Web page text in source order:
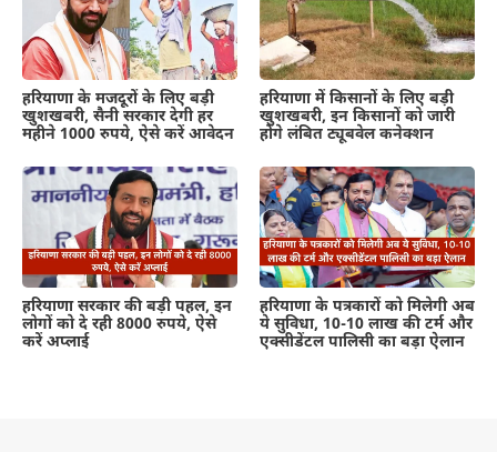
हरियाणा के मजदूरों के लिए बड़ी
खुशखबरी, सैनी सरकार देगी हर
महीने 1000 रुपये, ऐसे करें आवेदन
हरियाणा में किसानों के लिए बड़ी
खुशखबरी, इन किसानों को जारी
होंगे लंबित ट्यूबवेल कनेक्शन
हरियाणा सरकार की बड़ी पहल, इन
लोगों को दे रही 8000 रुपये, ऐसे
करें अप्लाई
हरियाणा के पत्रकारों को मिलेगी अब
ये सुविधा, 10-10 लाख की टर्म और
एक्सीडेंटल पालिसी का बड़ा ऐलान